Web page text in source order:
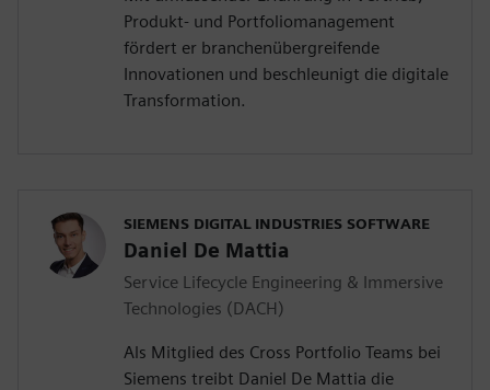
Produkt- und Portfoliomanagement
fördert er branchenübergreifende
Innovationen und beschleunigt die digitale
Transformation.
SIEMENS DIGITAL INDUSTRIES SOFTWARE
Daniel De Mattia
Service Lifecycle Engineering & Immersive
Technologies (DACH)
Als Mitglied des Cross Portfolio Teams bei
Siemens treibt Daniel De Mattia die